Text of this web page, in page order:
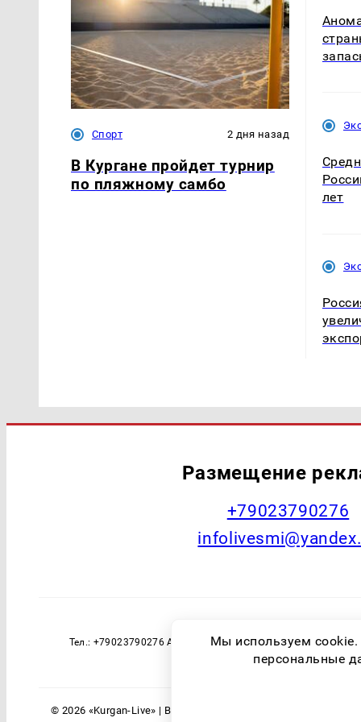
Спорт 2 дня назад
В Кургане пройдет турнир
по пляжному самбо
лет
Размещение
+79023790276
Тел.: +79023790276 Адрес эл. почты:
технологий и
© 2026 «Kurgan-Live» | Все права защищены
Мы используем
персональные